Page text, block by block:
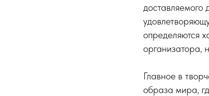
доставляемого
определяются
организатора,
Главное в
образа мира,